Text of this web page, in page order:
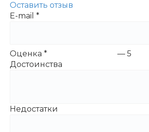
Оставить отзыв
E-mail *
Оценка * — 5
Достоинства
Недостатки